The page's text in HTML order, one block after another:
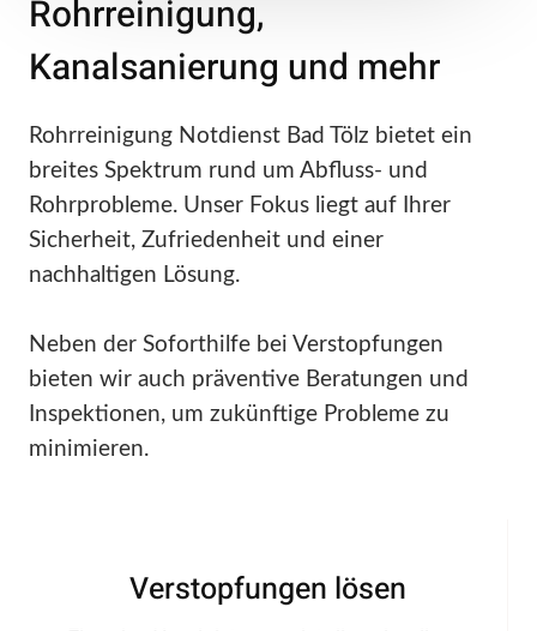
Rohrreinigung,
Kanalsanierung und mehr
Rohrreinigung Notdienst Bad Tölz bietet ein
breites Spektrum rund um Abfluss- und
Rohrprobleme. Unser Fokus liegt auf Ihrer
Sicherheit, Zufriedenheit und einer
nachhaltigen Lösung.
Neben der Soforthilfe bei Verstopfungen
bieten wir auch präventive Beratungen und
Inspektionen, um zukünftige Probleme zu
minimieren.
Verstopfungen lösen